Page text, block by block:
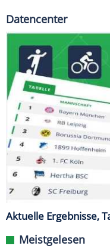
Datencenter
Aktuelle Ergebnisse,
Meistgelesen